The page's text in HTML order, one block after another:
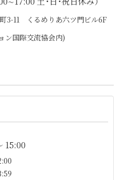
3-11 くるめりあ六ツ門ビル6F
ン国際交流協会内)
15:00